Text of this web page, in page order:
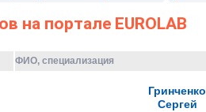
на портале EUROLAB
ФИО, специализация
Гринченко
Сергей